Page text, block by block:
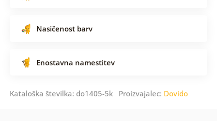
Nasičenost barv
Enostavna namestitev
Kataloška številka: do1405-5k Proizvajalec: Dovido